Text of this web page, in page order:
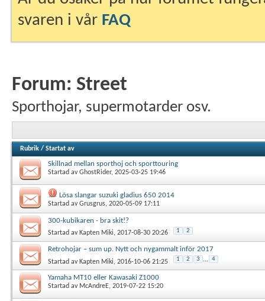
svaren i vår FAQ
Forum: Street
Sporthojar, supermotarder osv.
Rubrik / Startat av
Skillnad mellan sporthoj och sporttouring
Startad avGhostRider, 2025-03-25 19:46
Lösa slangar suzuki gladius 650 2014
Startad avGrusgrus, 2020-05-09 17:11
300-kubikaren - bra skit!?
Startad av Kapten Miki, 2017-08-30 20:26 1 2
Retrohojar – sum up. Nytt och nygammalt inför 2017
Startad av Kapten Miki, 2016-10-06 21:25 1 2 3 ... 4
Yamaha MT10 eller Kawasaki Z1000
Startad av McAndreE, 2019-07-22 15:20